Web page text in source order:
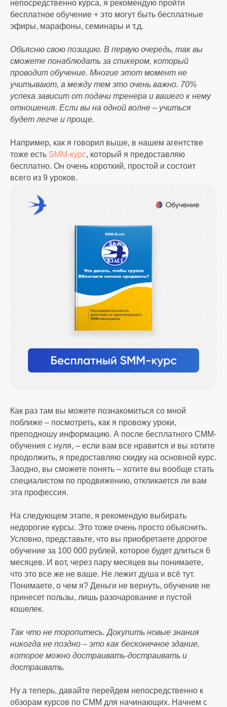
непосредственно курса, я рекомендую пройти
бесплатное обучение + это могут быть бесплатные
эфиры, марафоны, семинары и т.д.
Объясню свою позицию. В первую очередь, так вы
сможете понаблюдать за спикером, который
проводит обучение. Многие этот момент не
учитывают, а между тем это очень важно. 70%
успеха зависит от подачи тренера и вашего к нему
отношения. Если вы на одной волне – учиться
будет легче и проще.
Например, как я говорил выше, в нашем агентстве
тоже есть SMM-курс, который я предоставляю
бесплатно. Он очень короткий, простой и состоит
всего из 9 уроков.
Как раз там вы можете познакомиться со мной
поближе – посмотреть, как я провожу уроки,
преподношу информацию. А после бесплатного СММ-
обучения с нуля, – если вам все нравится и вы хотите
продолжить, я предоставляю скидку на основной курс.
Заодно, вы сможете понять – хотите вы вообще стать
специалистом по продвижению, откликается ли вам
эта профессия.
На следующем этапе, я рекомендую выбирать
недорогие курсы. Это тоже очень просто объяснить.
Условно, представьте, что вы приобретаете дорогое
обучение за 100 000 рублей, которое будет длиться 6
месяцев. И вот, через пару месяцев вы понимаете,
что это все же не ваше. Не лежит душа и всё тут.
Понимаете, о чем я? Деньги не вернуть, обучение не
принесет пользы, лишь разочарование и пустой
кошелек.
Так что не торопитесь. Докупить новые знания
никогда не поздно – это как бесконечное здание,
которое можно достраивать-достраивать и
достраивать.
Ну а теперь, давайте перейдем непосредственно к
обзорам курсов по СММ для начинающих. Начнем с